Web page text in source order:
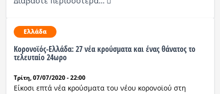
Ελλάδα
Κορονοϊός-Eλλάδα: 27 νέα κρούσματα και ένας θάνατος το
τελευταίο 24ωρο
Τρίτη, 07/07/2020 - 22:00
Είκοσι επτά νέα κρούσματα του νέου κορονοϊού στη